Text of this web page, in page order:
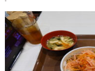
業務用箸（食洗機対応）
マイ箸・箸袋
ご利用ガイド